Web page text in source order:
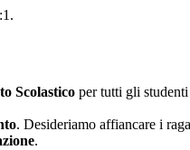
Scolastico per tutti gli
. Desideriamo affiancare i
.